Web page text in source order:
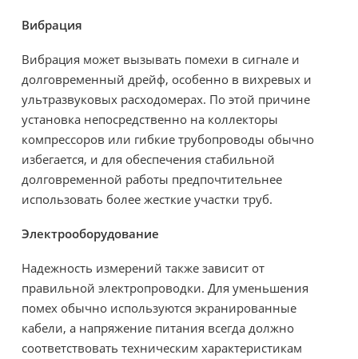
Вибрация
Вибрация может вызывать помехи в сигнале и
долговременный дрейф, особенно в вихревых и
ультразвуковых расходомерах. По этой причине
установка непосредственно на коллекторы
компрессоров или гибкие трубопроводы обычно
избегается, и для обеспечения стабильной
долговременной работы предпочтительнее
использовать более жесткие участки труб.
Электрооборудование
Надежность измерений также зависит от
правильной электропроводки. Для уменьшения
помех обычно используются экранированные
кабели, а напряжение питания всегда должно
соответствовать техническим характеристикам